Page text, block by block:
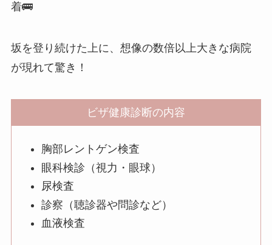
着🚌
坂を登り続けた上に、想像の数倍以上大きな病院
が現れて驚き！
ビザ健康診断の内容
胸部レントゲン検査
眼科検診（視力・眼球）
尿検査
診察（聴診器や問診など）
血液検査